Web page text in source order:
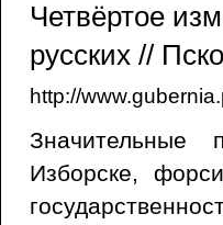
Четвёртое
русских //
http://
Значительные
Изборске,